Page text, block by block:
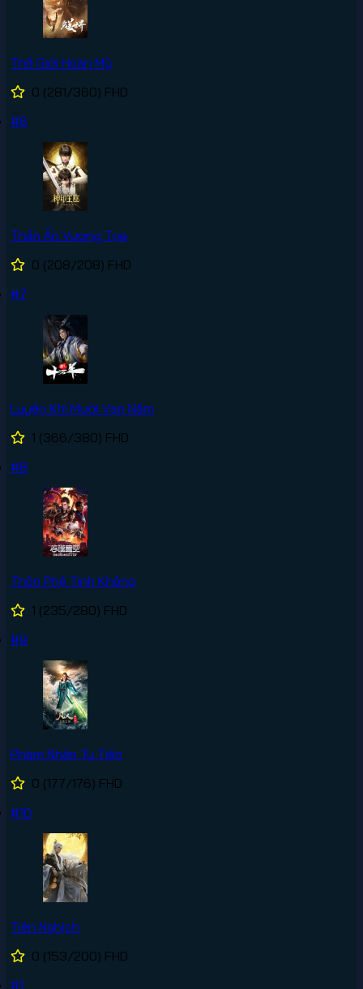
Thế Giới Hoàn Mỹ
0 (281/360) FHD
#6
Thần Ấn Vương Tọa
0 (208/208) FHD
#7
Luyện Khí Mười Vạn Năm
1 (366/380) FHD
#8
Thôn Phệ Tinh Không
1 (235/280) FHD
#9
Phàm Nhân Tu Tiên
0 (177/176) FHD
#10
Tiên Nghịch
0 (153/200) FHD
#1